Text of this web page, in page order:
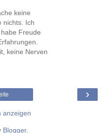
keine
nichts. Ich
Freude
keine Nerven
›
anzeigen
Blogger.